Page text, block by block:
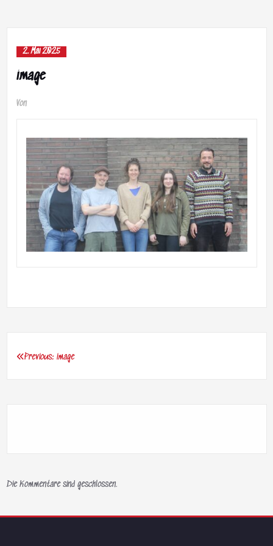
2. Mai 2025
image
Von
Beitragsnavigation
Previous: image
Die Kommentare sind geschlossen.